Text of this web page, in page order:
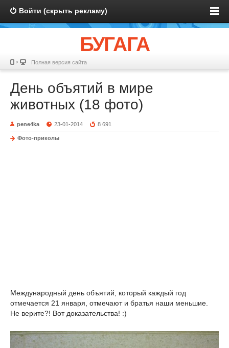
Войти (скрыть рекламу)
БУГАГА
Полная версия сайта
День объятий в мире
животных (18 фото)
pene4ka 23-01-2014 8 691
Фото-приколы
Международный день объятий, который каждый год
отмечается 21 января, отмечают и братья наши меньшие.
Не верите?! Вот доказательства! :)